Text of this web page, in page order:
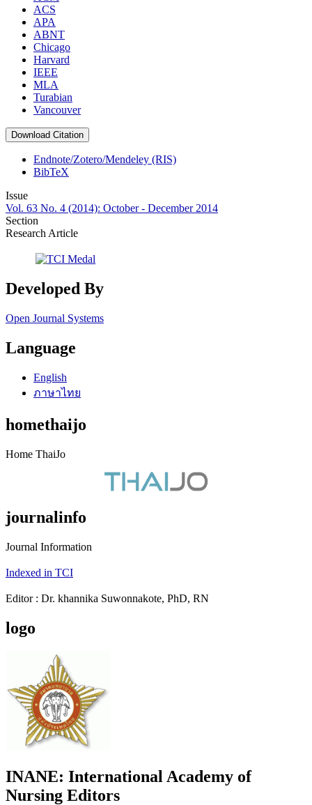
ACS
APA
ABNT
Chicago
Harvard
IEEE
MLA
Turabian
Vancouver
Download Citation
Endnote/Zotero/Mendeley (RIS)
BibTeX
Issue
Vol. 63 No. 4 (2014): October - December 2014
Section
Research Article
Developed By
Open Journal Systems
Language
English
ภาษาไทย
homethaijo
Home ThaiJo
journalinfo
Journal Information
Indexed in TCI
Editor : Dr. khannika Suwonnakote, PhD, RN
logo
INANE: International Academy of
Nursing Editors